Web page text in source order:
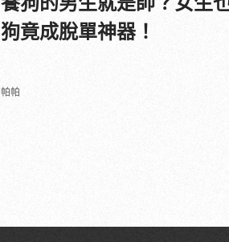
狗竟成脫單神器！
帕帕